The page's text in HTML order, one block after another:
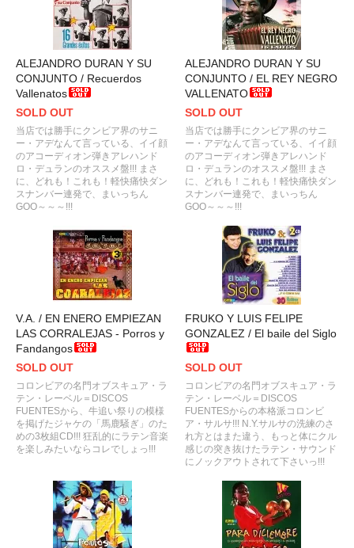
ALEJANDRO DURAN Y SU
CONJUNTO / Recuerdos
Vallenatos
SOLD OUT
当店では勝手にクンビア界のサニ
ー・アデなんて言っている、イイ顔
のアコーディオン弾きアレハンド
ロ・デュランのオススメ盤!!! まさ
に、どれも！これも！軽快痛快ダン
スナンバー連発で、まいっちん
GOO～～～!!!
ALEJANDRO DURAN Y SU
CONJUNTO / EL REY NEGRO
VALLENATO
SOLD OUT
当店では勝手にクンビア界のサニ
ー・アデなんて言っている、イイ顔
のアコーディオン弾きアレハンド
ロ・デュランのオススメ盤!!! まさ
に、どれも！これも！軽快痛快ダン
スナンバー連発で、まいっちん
GOO～～～!!!
V.A. / EN ENERO EMPIEZAN
LAS CORRALEJAS - Porros y
Fandangos
SOLD OUT
コロンビアの名門オブスキュア・ラ
テン・レーベル＝DISCOS
FUENTESから、牛追い祭りの模様
を掲げたジャケの「馬鹿騒ぎ」のた
めの3枚組CD!!! 狂乱的にラテン音楽
を楽しみたいならコレでしょっ!!!
FRUKO Y LUIS FELIPE
GONZALEZ / El baile del Siglo
SOLD OUT
コロンビアの名門オブスキュア・ラ
テン・レーベル＝DISCOS
FUENTESからの本格派コロンビ
ア・サルサ!!! N.Y.サルサの洗練のさ
れ方とはまた違う、もっと体にクル
感じの突き抜けたラテン・サウンド
にノックアウトされて下さいっ!!!